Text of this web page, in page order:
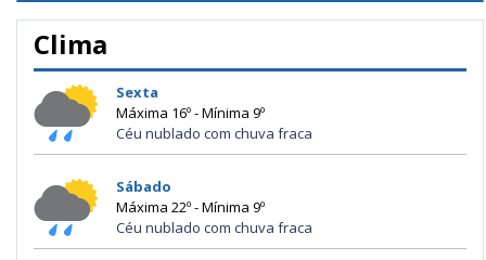
Clima
Sexta
Máxima 16º - Mínima 9º
Céu nublado com chuva fraca
Sábado
Máxima 22º - Mínima 9º
Céu nublado com chuva fraca